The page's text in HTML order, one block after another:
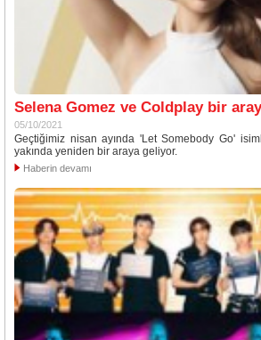
Selena Gomez ve Coldplay bir
05/10/2021
Geçtiğimiz nisan ayında 'Let Somebody Go'
yakında yeniden bir araya geliyor.
Haberin devamı